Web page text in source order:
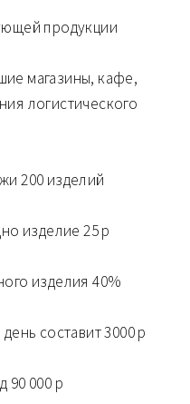
продукции
магазины, кафе,
логистического
200 изделий
изделие 25 р
изделия 40%
составит 3000 р
90 000 р